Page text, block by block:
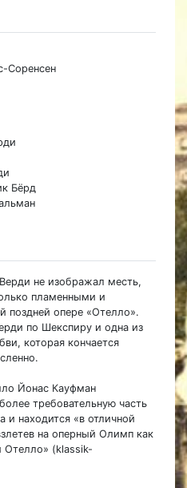
Соренсен
Бёрд
не изображал месть,
пламенными и
поздней опере «Отелло».
по Шекспиру и одна из
которая кончается
Йонас Кауфман
требовательную часть
и находится «в отличной
на оперный Олимп как
Отелло» (klassik-